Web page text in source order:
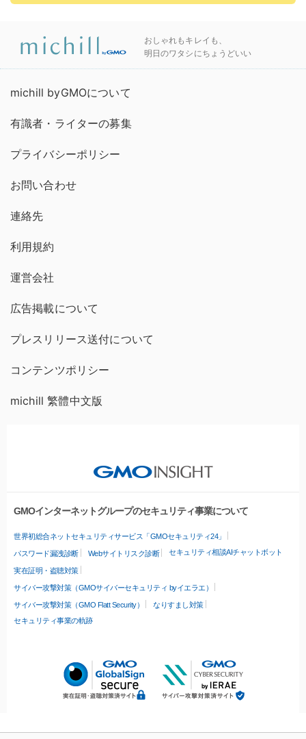
おしゃれもキレイも、
明日のワタシにちょうどいい
michill byGMOについて
有識者・ライターの募集
プライバシーポリシー
お問い合わせ
連絡先
利用規約
運営会社
広告掲載について
プレスリリース送付について
コンテンツポリシー
michill 繁體中文版
GMOインターネットグループのセキュリティ事業について
世界初総合ネットセキュリティサービス「GMOセキュリティ24」
パスワード漏洩診断 Webサイトリスク診断 セキュリティ相談AIチャットボット
実在証明・盗聴対策
サイバー攻撃対策（GMOサイバーセキュリティ byイエラエ）
サイバー攻撃対策（GMO Flatt Security）
なりすまし対策
セキュリティ事業の軌跡